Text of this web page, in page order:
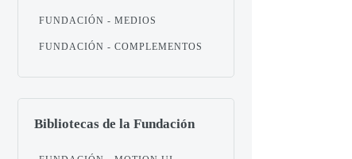
FUNDACIÓN - MEDIOS
FUNDACIÓN - COMPLEMENTOS
Bibliotecas de la Fundación